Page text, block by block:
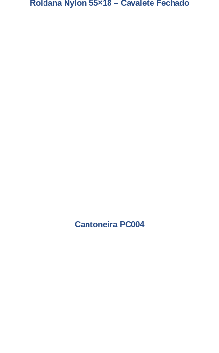
Roldana Nylon 55×18 – Cavalete Fechado
Cantoneira PC004